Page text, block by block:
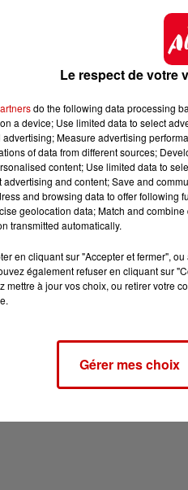
Le respect de votre
do the following data processing
a device; Use limited data to select
Measure advertising
of data from different sources;
content; Use limited data to
advertising and content; Save and
and browsing data to offer following
geolocation data; Match and
transmitted automatically.
en cliquant sur "Accepter et fermer",
également refuser en cliquant sur
mettre à jour vos choix, ou retirer votre
Gérer mes choix